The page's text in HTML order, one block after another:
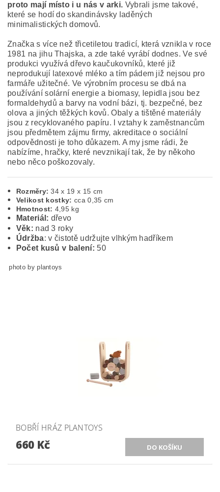
proto mají místo i u nás v arki. Vybrali jsme takové,
které se hodí do skandinávsky laděných
minimalistických domovů.
Značka s více než třicetiletou tradicí, která vznikla v roce
1981 na jihu Thajska, a zde také vyrábí dodnes. Ve své
produkci využívá dřevo kaučukovníků, které již
neprodukují latexové mléko a tím pádem již nejsou pro
farmáře užitečné. Ve výrobním procesu se dbá na
používání solární energie a biomasy, lepidla jsou bez
formaldehydů a barvy na vodní bázi, tj. bezpečné, bez
olova a jiných těžkých kovů. Obaly a tištěné materiály
jsou z recyklovaného papíru. I vztahy k zaměstnancům
jsou předmětem zájmu firmy, akreditace o sociální
odpovědnosti je toho důkazem. A my jsme rádi, že
nabízíme, hračky, které nevznikají tak, že by někoho
nebo něco poškozovaly.
Rozměry:34 x 19 x 15 cm
Velikost kostky: cca 0,35 cm
Hmotnost: 4,95 kg
Materiál: dřevo
Věk: nad 3 roky
Údržba: v čistotě udržujte vlhkým hadříkem
Počet kusů v balení: 50
photo by plantoys
BOBŘÍ HRÁZ PLANTOYS
660 Kč